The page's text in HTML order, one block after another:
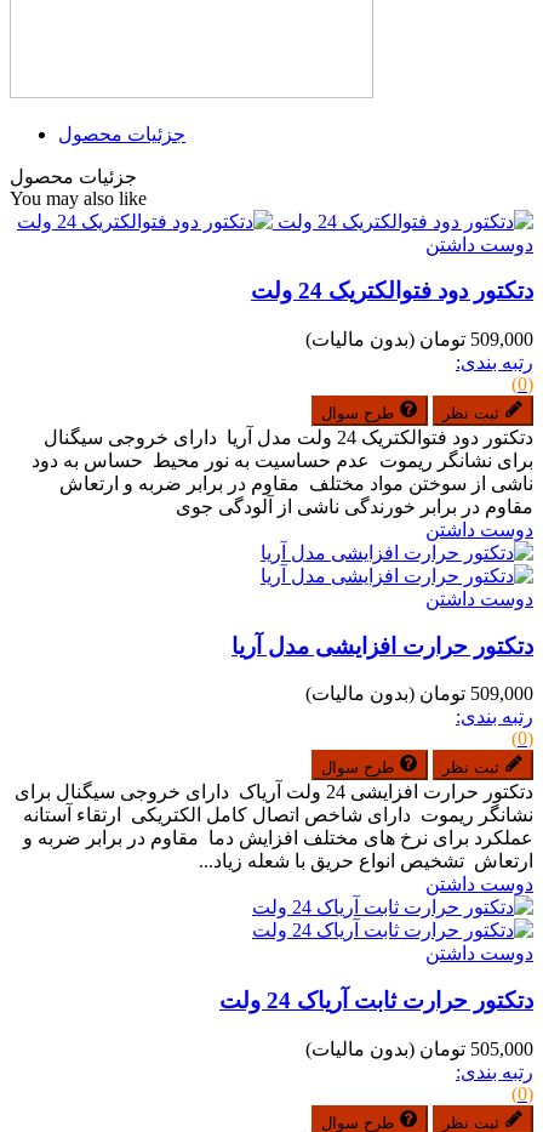
جزئیات محصول
جزئیات محصول
You may also like
دوست داشتن
دتکتور دود فتوالکتریک 24 ولت
509,000 تومان
(بدون مالیات)
رتبه بندی:
(0)
ثبت نظر طرح سوال
دتکتور دود فتوالکتریک 24 ولت مدل آریا دارای خروجی سیگنال
برای نشانگر ریموت عدم حساسیت به نور محیط حساس به دود
ناشی از سوختن مواد مختلف مقاوم در برابر ضربه و ارتعاش
مقاوم در برابر خورندگی ناشی از آلودگی جوی
دوست داشتن
دوست داشتن
دتکتور حرارت افزایشی مدل آریا
509,000 تومان
(بدون مالیات)
رتبه بندی:
(0)
ثبت نظر طرح سوال
دتکتور حرارت افزایشی 24 ولت آریاک دارای خروجی سیگنال برای
نشانگر ریموت دارای شاخص اتصال کامل الکتریکی ارتقاء آستانه
عملکرد برای نرخ های مختلف افزایش دما مقاوم در برابر ضربه و
ارتعاش تشخیص انواع حریق با شعله زیاد...
دوست داشتن
دوست داشتن
دتکتور حرارت ثابت آریاک 24 ولت
505,000 تومان
(بدون مالیات)
رتبه بندی:
(0)
ثبت نظر طرح سوال